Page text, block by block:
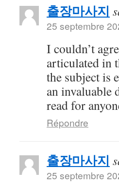
출장마사지
25 septembre
I couldn’t
articulated in
the subject is
an invaluable
read for
Répondre
출장마사지
25 septembre